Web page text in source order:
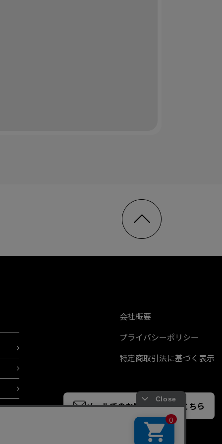
会社概要
プライバシーポリシー
特定商取引法に基づく表示
メールでのお問い合わせはこちら